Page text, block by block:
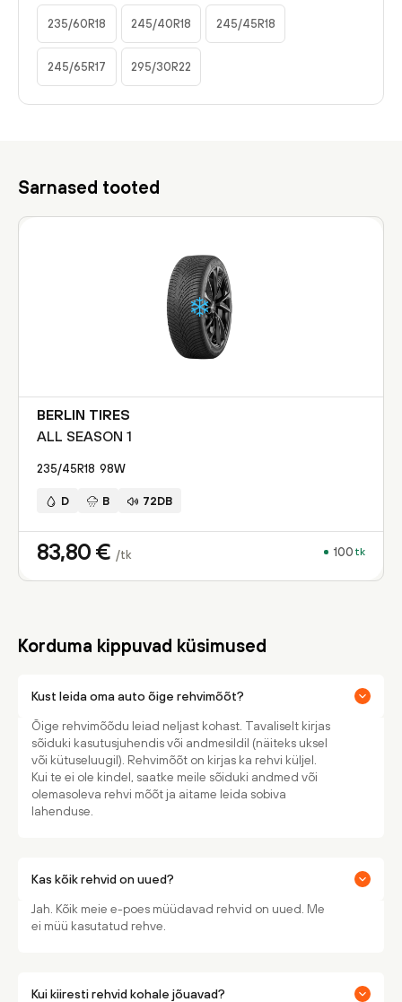
235/60R18 245/40R18 245/45R18
245/65R17 295/30R22
Sarnased tooted
BERLIN TIRES
ALL SEASON 1
235/45R18 98W
D B 72DB
83,80 € /tk 100 tk
Korduma kippuvad küsimused
Kust leida oma auto õige rehvimõõt?
Õige rehvimõõdu leiad neljast kohast. Tavaliselt kirjas
sõiduki kasutusjuhendis või andmesildil (näiteks uksel
või kütuseluugil). Rehvimõõt on kirjas ka rehvi küljel.
Kui te ei ole kindel, saatke meile sõiduki andmed või
olemasoleva rehvi mõõt ja aitame leida sobiva
lahenduse.
Kas kõik rehvid on uued?
Jah. Kõik meie e-poes müüdavad rehvid on uued. Me
ei müü kasutatud rehve.
Kui kiiresti rehvid kohale jõuavad?